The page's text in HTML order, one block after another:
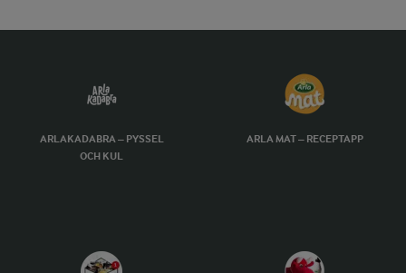
ARLAKADABRA – PYSSEL
OCH KUL
ARLA MAT – RECEPTAPP